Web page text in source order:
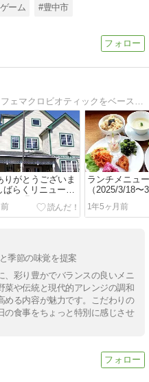
ーム #豊中市
りがとうございま
ばらくリニューア
て頑張ります！
ランチメニュー
（2025/3/18
フィッシュフ
ス Vegan Fish
1年5ヶ月前
季節の味覚を提案
彩り豊かでバランスの良いメニ
菜や伝統と現代的アレンジの調和
める内容が魅力です。こだわりの
の食事をちょっと特別に感じさせ